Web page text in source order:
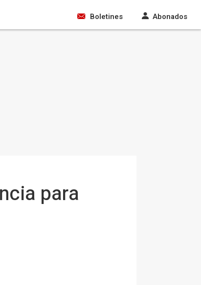
Boletines Abonados
para